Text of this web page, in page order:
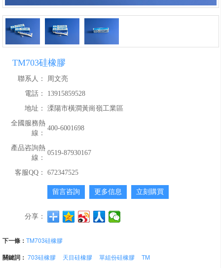
TM703硅橡膠
聯系人：
周文亮
電話：
13915859528
地址：
溧陽市橫澗黃崗嶺工業區
全國服務熱
線：
400-6001698
產品咨詢熱
線：
0519-87930167
客服QQ： 672347525
留言咨詢 更多信息 立刻購買
分享：
下一條： TM703硅橡膠
關鍵詞： 703硅橡膠 天目硅橡膠 單組份硅橡膠 TM